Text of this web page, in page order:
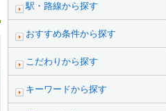
駅・路線から探す
おすすめ条件から探す
こだわりから探す
キーワードから探す